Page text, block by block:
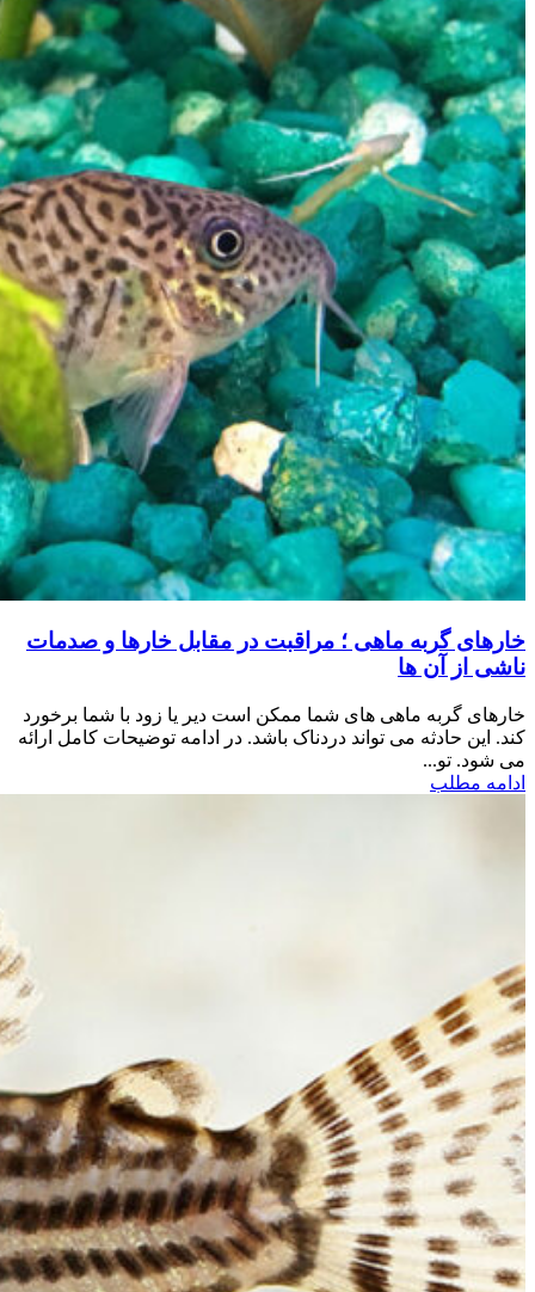
خارهای گربه ماهی ؛ مراقبت در مقابل خارها و صدمات
ناشی از آن ها
خارهای گربه ماهی های شما ممکن است دیر یا زود با شما برخورد
کند. این حادثه می تواند دردناک باشد. در ادامه توضیحات کامل ارائه
می شود. تو...
ادامه مطلب